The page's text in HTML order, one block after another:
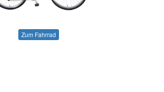
Zum Fahrrad